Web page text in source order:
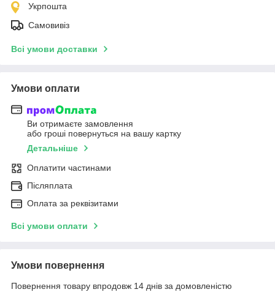
Укрпошта
Самовивіз
Всі умови доставки
Умови оплати
Ви отримаєте замовлення
або гроші повернуться на вашу картку
Детальніше
Оплатити частинами
Післяплата
Оплата за реквізитами
Всі умови оплати
Умови повернення
Повернення товару впродовж 14 днів за домовленістю